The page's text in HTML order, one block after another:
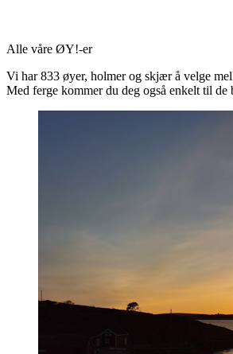
Alle våre ØY!-er
Vi har 833 øyer, holmer og skjær å velge
Med ferge kommer du deg også enkelt til de